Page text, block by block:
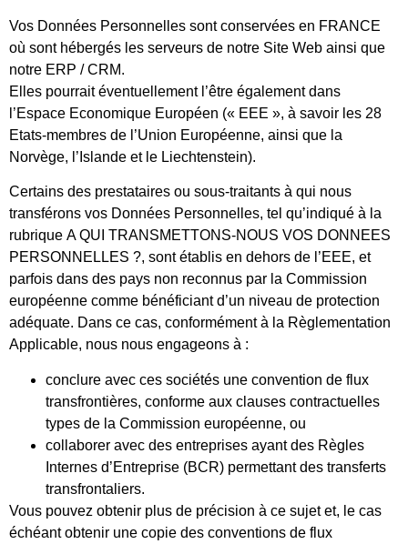
Vos Données Personnelles sont conservées en FRANCE
où sont hébergés les serveurs de notre Site Web ainsi que
notre ERP / CRM.
Elles pourrait éventuellement l’être également dans
l’Espace Economique Européen (« EEE », à savoir les 28
Etats-membres de l’Union Européenne, ainsi que la
Norvège, l’Islande et le Liechtenstein).
Certains des prestataires ou sous-traitants à qui nous
transférons vos Données Personnelles, tel qu’indiqué à la
rubrique A QUI TRANSMETTONS-NOUS VOS DONNEES
PERSONNELLES ?, sont établis en dehors de l’EEE, et
parfois dans des pays non reconnus par la Commission
européenne comme bénéficiant d’un niveau de protection
adéquate. Dans ce cas, conformément à la Règlementation
Applicable, nous nous engageons à :
conclure avec ces sociétés une convention de flux
transfrontières, conforme aux clauses contractuelles
types de la Commission européenne, ou
collaborer avec des entreprises ayant des Règles
Internes d’Entreprise (BCR) permettant des transferts
transfrontaliers.
Vous pouvez obtenir plus de précision à ce sujet et, le cas
échéant obtenir une copie des conventions de flux